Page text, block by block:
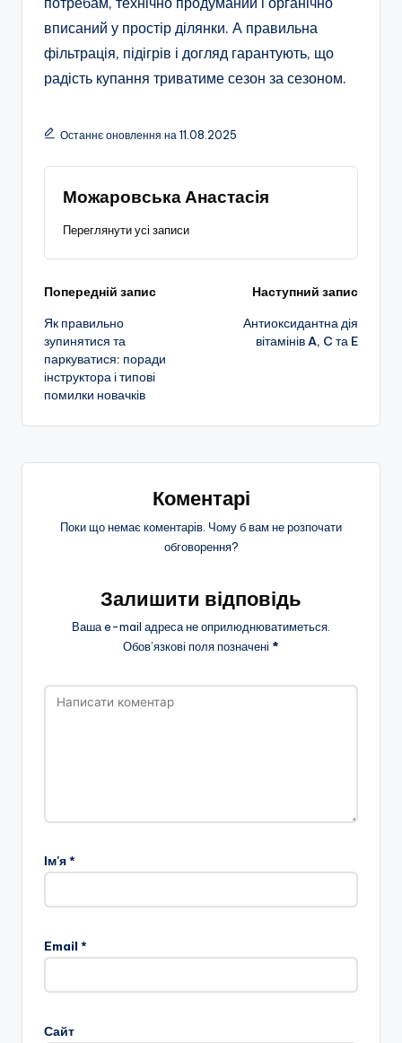
вписаний у простір ділянки. А правильна
фільтрація, підігрів і догляд гарантують, що
радість купання триватиме сезон за сезоном.
Останнє оновлення на 11.08.2025
Можаровська Анастасія
Переглянути усі записи
Навігація
по
запису
Попередній запис
Як правильно
зупинятися та
паркуватися: поради
інструктора і типові
помилки новачків
Наступний запис
Антиоксидантна дія
вітамінів A, C та E
Коментарі
Поки що немає коментарів. Чому б вам не розпочати
обговорення?
Залишити відповідь
Ваша e-mail адреса не оприлюднюватиметься.
Обов’язкові поля позначені *
Ім'я*
Email *
Сайт